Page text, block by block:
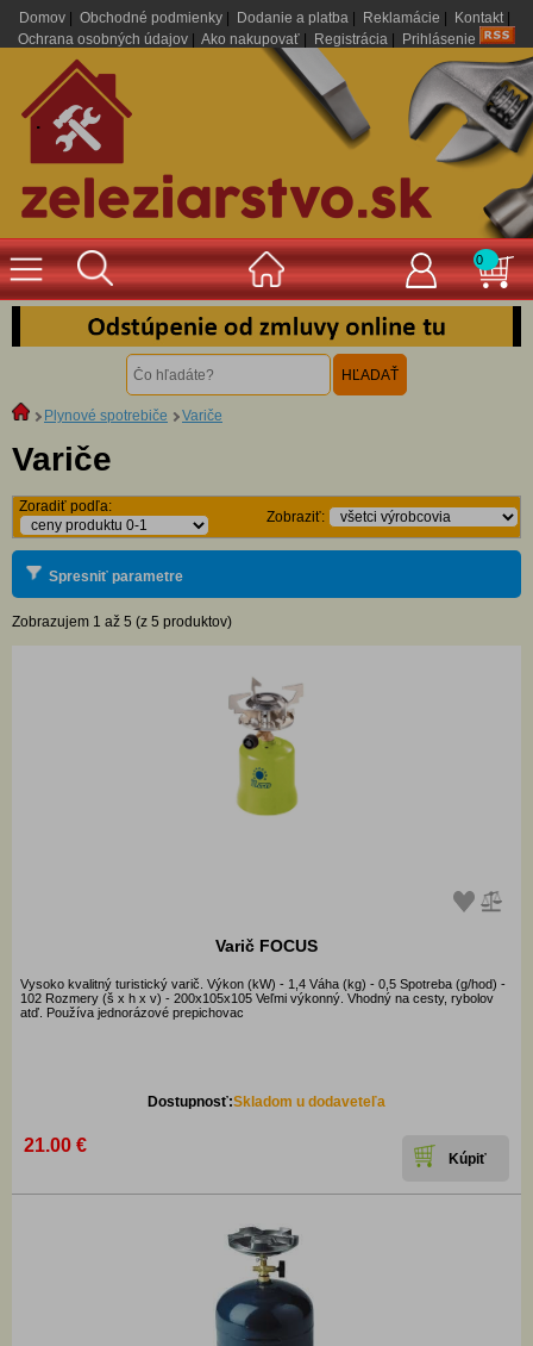
Domov Obchodné podmienky Dodanie a platba Reklamácie Kontakt|
Ochrana osobných údajov
Ako nakupovať Registrácia Prihlásenie
.
0
Plynové spotrebiče Variče
Variče
Zoradiť podľa:
Zobraziť:
Spresniť parametre
Zobrazujem 1 až 5 (z 5 produktov)
Varič FOCUS
Vysoko kvalitný turistický varič. Výkon (kW) - 1,4 Váha (kg) - 0,5 Spotreba (g/hod) -
102 Rozmery (š x h x v) - 200x105x105 Veľmi výkonný. Vhodný na cesty, rybolov
atď. Používa jednorázové prepichovac
Dostupnosť:Skladom u dodaveteľa
21.00 €